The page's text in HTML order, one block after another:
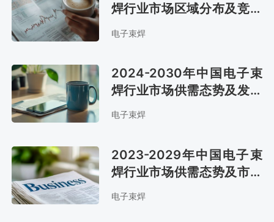
焊行业市场区域分布及竞争
格局分析报告
电子束焊
2024-2030年中国电子束
焊行业市场供需态势及发展
战略咨询报告
电子束焊
2023-2029年中国电子束
焊行业市场供需态势及市场
前景评估报告
电子束焊